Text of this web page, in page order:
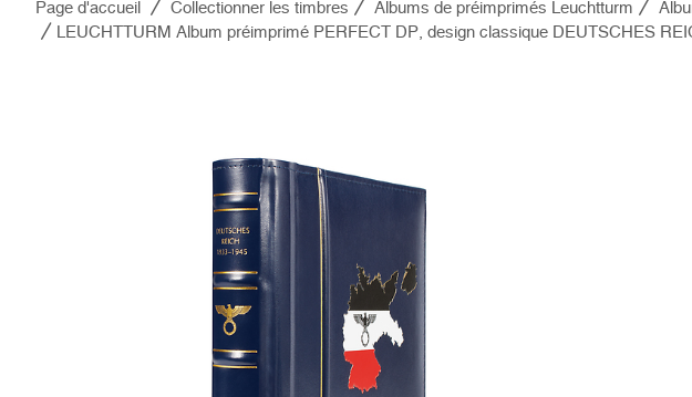
Page d'accueil Collectionner les timbres Albums de préimprimés Leuchtturm
LEUCHTTURM Album préimprimé PERFECT DP, design classique DEUTSCHES